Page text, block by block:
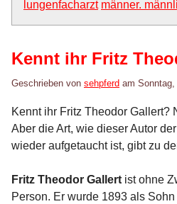
lungenfacharzt männer.
Kennt ihr Fritz
Geschrieben von sehpferd am
Kennt ihr Fritz Theodor Gallert?
Aber die Art, wie dieser Autor
wieder aufgetaucht ist, gibt zu
Fritz Theodor Gallert ist ohne
Person. Er wurde 1893 als